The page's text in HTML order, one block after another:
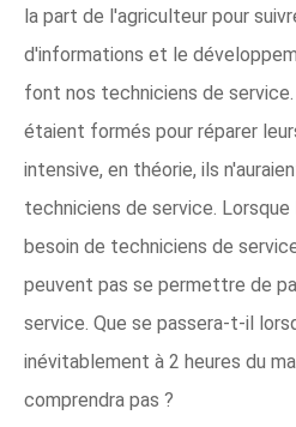
la part de l'agriculteur pour
d'informations et le
font nos techniciens de
étaient formés pour réparer
intensive, en théorie, ils
techniciens de service.
besoin de techniciens de
peuvent pas se permettre de
service. Que se passera-t-il
inévitablement à 2 heures du
comprendra pas ?